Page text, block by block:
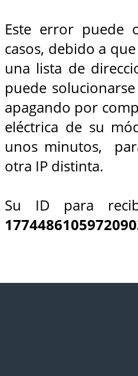
Este error puede
casos, debido a
una lista de
puede
apagando por
eléctrica de su
unos minutos,
otra IP distinta.
Su ID para